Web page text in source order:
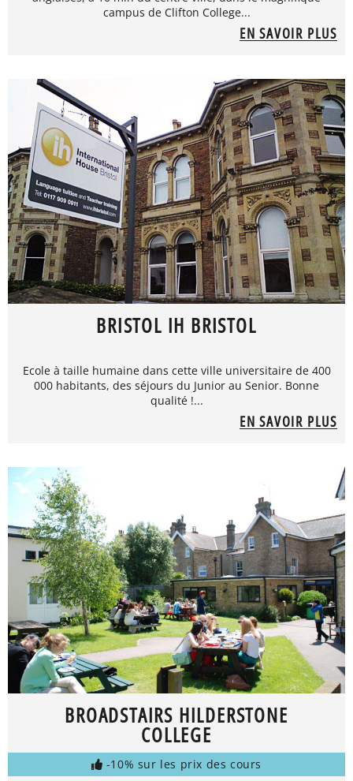
campus de Clifton College...
EN SAVOIR PLUS
BRISTOL IH BRISTOL
Ecole à taille humaine dans cette ville universitaire de 400
000 habitants, des séjours du Junior au Senior. Bonne
qualité !...
EN SAVOIR PLUS
BROADSTAIRS HILDERSTONE
COLLEGE
-10% sur les prix des cours